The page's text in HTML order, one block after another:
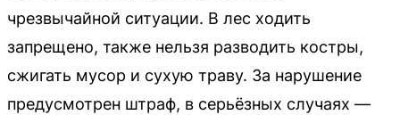
чрезвычайной ситуации. В лес ходить
запрещено, также нельзя разводить костры,
сжигать мусор и сухую траву. За нарушение
предусмотрен штраф, в серьёзных случаях —